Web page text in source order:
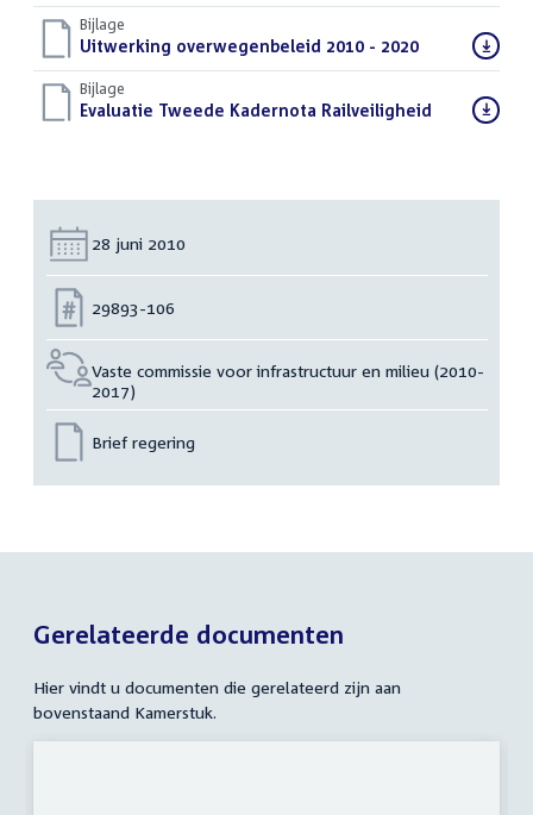
Bijlage
Download
bestand:
Uitwerking overwegenbeleid 2010 - 2020(PDF)
Bijlage
Download
Evaluatie Tweede Kadernota Railveiligheid (PDF)
Datum:
28 juni 2010
Nummer:
29893-106
Vaste commissie voor infrastructuur en milieu (2010-
2017)
Brief regering
Gerelateerde documenten
Hier vindt u documenten die gerelateerd zijn aan
bovenstaand Kamerstuk.